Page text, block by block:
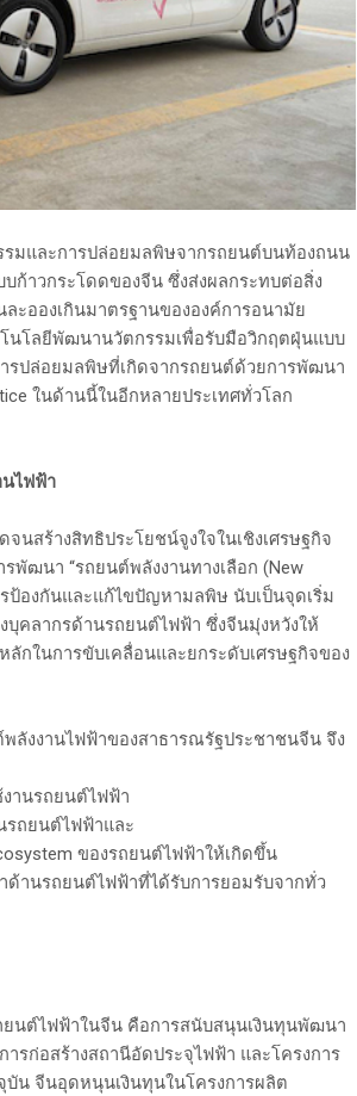
และการปล่อยมลพิษจากรถยนต์บนท้องถนน
ก้าวกระโดดของจีน ซึ่งส่งผลกระทบต่อสิ่ง
ะอองเกินมาตรฐานขององค์การอนามัย
นโลยีพัฒนานวัตกรรมเพื่อรับมือวิกฤตฝุ่นแบบ
ปล่อยมลพิษที่เกิดจากรถยนต์ด้วยการพัฒนา
ในด้านนี้ในอีกหลายประเทศทั่วโลก
ไฟฟ้า
ร้างสิทธิประโยชน์จูงใจในเชิงเศรษฐกิจ
พัฒนา “รถยนต์พลังงานทางเลือก (New
รป้องกันและแก้ไขปัญหามลพิษ นับเป็นจุดเริ่ม
คลากรด้านรถยนต์ไฟฟ้า ซึ่งจีนมุ่งหวังให้
กในการขับเคลื่อนและยกระดับเศรษฐกิจของ
งงานไฟฟ้าของสาธารณรัฐประชาชนจีน จึง
งานรถยนต์ไฟฟ้า
รถยนต์ไฟฟ้าและ
ของรถยนต์ไฟฟ้าให้เกิดขึ้น
ด้านรถยนต์ไฟฟ้าที่ได้รับการยอมรับจากทั่ว
นต์ไฟฟ้าในจีน คือการสนับสนุนเงินทุนพัฒนา
รก่อสร้างสถานีอัดประจุไฟฟ้า และโครงการ
บัน จีนอุดหนุนเงินทุนในโครงการผลิต